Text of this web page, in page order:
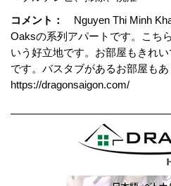
コメント： Nguyen Thi Minh
Oaksの系列アパートです。こち
いう好立地です。お部屋もきれ
です。バスタブがあるお部屋もあ
https://dragonsaigon.com/